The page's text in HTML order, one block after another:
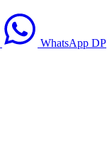
WhatsApp DP